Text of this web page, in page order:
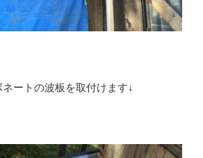
ートの波板を取付けます↓